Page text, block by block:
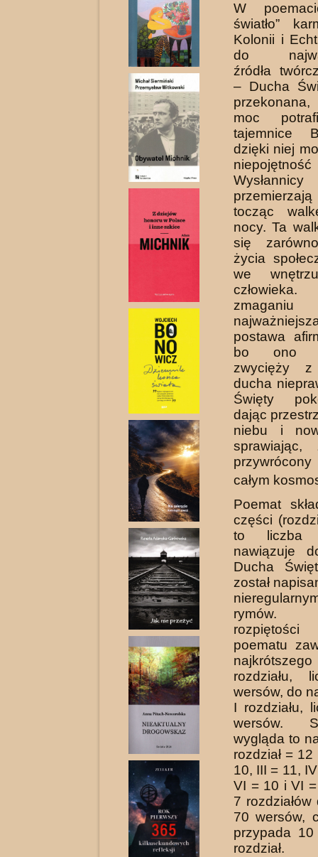
W
światło”
Kolonii i
do
źródła
– Ducha
moc
tajemnice
dzięki niej
tocząc
nocy. Ta
się
życia
we
zmaganiu
postawa
bo ono
zwycięży z
ducha
Święty
dając
niebu i
całym
Poemat
części
to liczba
nawiązuje
Ducha
został
rymów.
poematu
rozdziału,
wer­sów, do
I rozdziału,
wersów.
wygląda to
rozdział =
10, III = 11,
VI = 10 i VI
7 rozdziałów
70 wersów,
przypada
rozdział.